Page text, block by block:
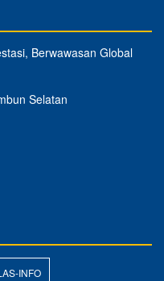
Berwawasan Global
Selatan
INFO